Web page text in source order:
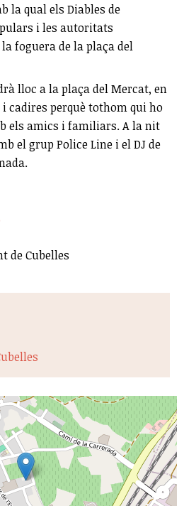
la qual els Diables de
i les autoritats
foguera de la plaça del
lloc a la plaça del Mercat, en
cadires perquè tothom qui ho
els amics i familiars. A la nit
el grup Police Line i el DJ de
de Cubelles